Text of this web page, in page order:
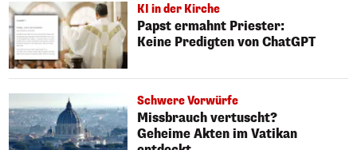
KI in der Kirche
Papst ermahnt Priester:
Keine Predigten von ChatGPT
Schwere Vorwürfe
Missbrauch vertuscht?
Geheime Akten im Vatikan